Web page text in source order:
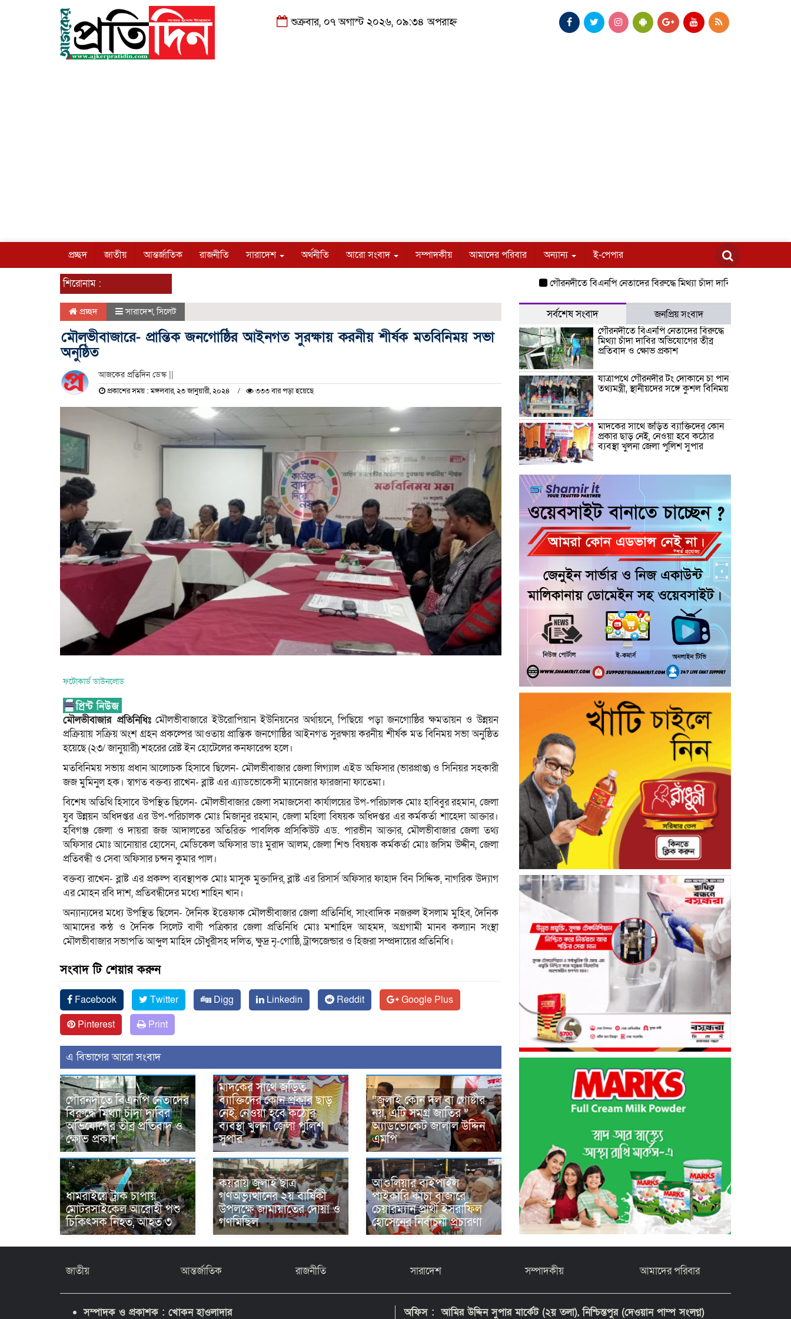
শুক্রবার, ০৭ অগাস্ট ২০২৬, ০৯:৩৪ অপরাহ্ন
প্রচ্ছদ জাতীয় আন্তর্জাতিক রাজনীতি সারাদেশ অর্থনীতি আরো সংবাদ সম্পাদকীয় আমাদের পরিবার অন্যান্য ই-পেপার
শিরোনাম : গৌরনদীতে বিএনপি নেতাদের বিরুদ্ধে মিথ্যা চাঁদা দাবির অভিযোগের তীব্র
প্রচ্ছদ সারাদেশ,সিলেট
মৌলভীবাজারে- প্রান্তিক জনগোষ্ঠির আইনগত সুরক্ষায় করনীয় শীর্ষক মতবিনিময় সভা
অনুষ্ঠিত
আজকের প্রতিদিন ডেস্ক ||
প্রকাশের সময় : মঙ্গলবার, ২৩ জানুয়ারী, ২০২৪ ৩৩৩ বার পড়া হয়েছে
ফটোকার্ড ডাউনলোড
মৌলভীবাজার প্রতিনিধিঃমৌলভীবাজারে ইউরোপিয়ান ইউনিয়নের অর্থায়নে, পিছিয়ে পড়া জনগোষ্ঠির ক্ষমতায়ন ও উন্নয়ন
প্রক্রিয়ায় সক্রিয় অংশ গ্রহন প্রকল্পের আওতায় প্রান্তিক জনগোষ্ঠির আইনগত সুরক্ষায় করনীয় শীর্ষক মত বিনিময় সভা অনুষ্ঠিত
হয়েছে (২৩/ জানুয়ারী) শহরের রেষ্ট ইন হোটেলের কনফারেন্স হলে।
মতবিনিময় সভায় প্রধান আলোচক হিসাবে ছিলেন- মৌলভীবাজার জেলা লিগ্যাল এইড অফিসার (ভারপ্রাপ্ত) ও সিনিয়র সহকারী
জজ মুমিনুল হক। স্বাগত বক্তব্য রাখেন- ব্লাষ্ট এর এ্যাডভোকেসী ম্যানেজার ফারজানা ফাতেমা।
বিশেষ অতিথি হিসাবে উপস্থিত ছিলেন- মৌলভীবাজার জেলা সমাজসেবা কার্যালয়ের উপ-পরিচালক মোঃ হাবিবুর রহমান, জেলা
যুব উন্নয়ন অধিদপ্তর এর উপ-পরিচালক মোঃ মিজানুর রহমান, জেলা মহিলা বিষয়ক অধিদপ্তর এর কর্মকর্তা শাহেদা আক্তার।
হবিগঞ্জ জেলা ও দায়রা জজ আদালতের অতিরিক্ত পাবলিক প্রসিকিউট এড. পারভীন আক্তার, মৌলভীবাজার জেলা তথ্য
অফিসার মোঃ আনোয়ার হোসেন, মেডিকেল অফিসার ডাঃ মুরাদ আলম, জেলা শিশু বিষয়ক কর্মকর্তা মোঃ জসিম উদ্দীন, জেলা
প্রতিবন্ধী ও সেবা অফিসার চন্দন কুমার পাল।
বক্তব্য রাখেন- ব্লাষ্ট এর প্রকল্প ব্যবস্থাপক মোঃ মাসুক মুক্তাদির, ব্লাষ্ট এর রিসার্স অফিসার ফাহাদ বিন সিদ্দিক, নাগরিক উদ্যাগ
এর মোহন রবি দাশ, প্রতিবন্ধীদের মধ্যে শাহিন খান।
অন্যান্যদের মধ্যে উপস্থিত ছিলেন- দৈনিক ইত্তেফাক মৌলভীবাজার জেলা প্রতিনিধি, সাংবাদিক নজরুল ইসলাম মুহিব, দৈনিক
আমাদের কন্ঠ ও দৈনিক সিলেট বাণী পত্রিকার জেলা প্রতিনিধি মোঃ মশাহিদ আহমদ, অগ্রগামী মানব কল্যান সংস্থা
মৌলভীবাজার সভাপতি আব্দুল মাহিদ চৌধুরীসহ দলিত, ক্ষুদ্র নৃ-গোষ্ঠি, ট্রান্সজেন্ডার ও হিজরা সম্প্রদায়ের প্রতিনিধি।
সংবাদ টি শেয়ার করুন
Facebook Twitter Digg Linkedin Reddit
Google Plus
Pinterest
Print
এ বিভাগের আরো সংবাদ
গৌরনদীতে বিএনপি নেতাদের
বিরুদ্ধে মিথ্যা চাঁদা দাবির
অভিযোগের তীব্র প্রতিবাদ ও
ক্ষোভ প্রকাশ
মাদকের সাথে জড়িত
ব্যাক্তিদের কোন প্রকার ছাড়
নেই, নেওয়া হবে কঠোর
ব্যবস্থা খুলনা জেলা পুলিশ
সুপার
“জুলাই কোন দল বা গোষ্টীর
নয়, এটি সমগ্র জাতির ”
অ্যাডভোকেট জালাল উদ্দিন
এমপি
ধামরাইয়ে ট্রাক চাপায়
মোটরসাইকেল আরোহী পশু
চিকিৎসক নিহত, আহত ৩
কয়রায় জুলাই ছাত্র
গণঅভ্যুত্থানের ২য় বার্ষিকী
উপলক্ষে জামায়াতের দোয়া ও
গণমিছিল
আশুলিয়ার বাইপাইল
পাইকারি কাঁচা বাজারে
চেয়ারম্যান প্রার্থী ইসরাফিল
হোসেনের নির্বাচনী প্রচারণা
সর্বশেষ সংবাদ
জনপ্রিয় সংবাদ
গৌরনদীতে বিএনপি নেতাদের বিরুদ্ধে
মিথ্যা চাঁদা দাবির অভিযোগের তীব্র
প্রতিবাদ ও ক্ষোভ প্রকাশ
যাত্রাপথে গৌরনদীর টং দোকানে চা পান
তথ্যমন্ত্রী, স্থানীয়দের সঙ্গে কুশল বিনিময়
মাদকের সাথে জড়িত ব্যাক্তিদের কোন
প্রকার ছাড় নেই, নেওয়া হবে কঠোর
ব্যবস্থা খুলনা জেলা পুলিশ সুপার
“জুলাই কোন দল বা গোষ্টীর নয়, এটি
সমগ্র জাতির ” অ্যাডভোকেট জালাল
উদ্দিন এমপি
ধামরাইয়ে ট্রাক চাপায় মোটরসাইকেল
আরোহী পশু চিকিৎসক নিহত, আহত ৩
কয়রায় জুলাই ছাত্র গণঅভ্যুত্থানের ২য়
বার্ষিকী উপলক্ষে জামায়াতের দোয়া ও
গণমিছিল
জুলাই গণ-অভ্যুত্থান দিবসের অনুষ্ঠানে
গণঅধিকার পরিষদের নেতাকে হেনস্থার
অভিযোগ
গৌরনদীতে নিরাপদ অভিবাসন ও
দক্ষতা উন্নয়ন শীর্ষক সেমিনার অনুষ্ঠিত,
আশুলিয়ার বাইপাইল পাইকারি কাঁচা
বাজারে চেয়ারম্যান প্রার্থী ইসরাফিল
হোসেনের নির্বাচনী প্রচারণা
আশুলিয়ার কাঠগড়া নয়াপাড়ায় কথিত
মাদক ব্যবসার অভিযোগ, পুলিশের
হস্তক্ষেপ কামনা এলাকাবাসীর
জাতীয় আন্তর্জাতিক রাজনীতি সারাদেশ সম্পাদকীয় আমাদের পরিবার
সম্পাদক ও প্রকাশক : খোকন হাওলাদার অফিস : আমির উদ্দিন সুপার মার্কেট (২য় তলা), নিশ্চিন্তপুর (দেওয়ান পাম্প সংলগ্ন)